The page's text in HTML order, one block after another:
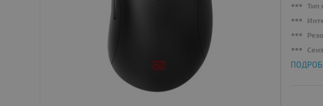
Тип